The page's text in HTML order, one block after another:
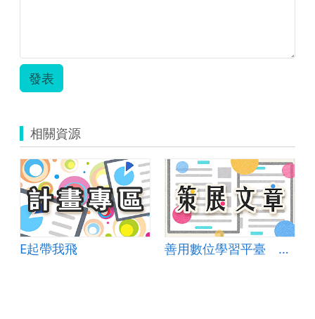
發表
相關資源
E起帶我飛 善用數位學習平臺 英語聽力變好玩